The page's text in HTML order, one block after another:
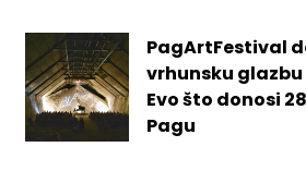
PagArtFestival
vrhunsku
Evo što donosi
Pagu